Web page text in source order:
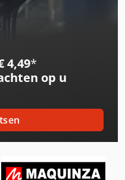
4,49*
op u